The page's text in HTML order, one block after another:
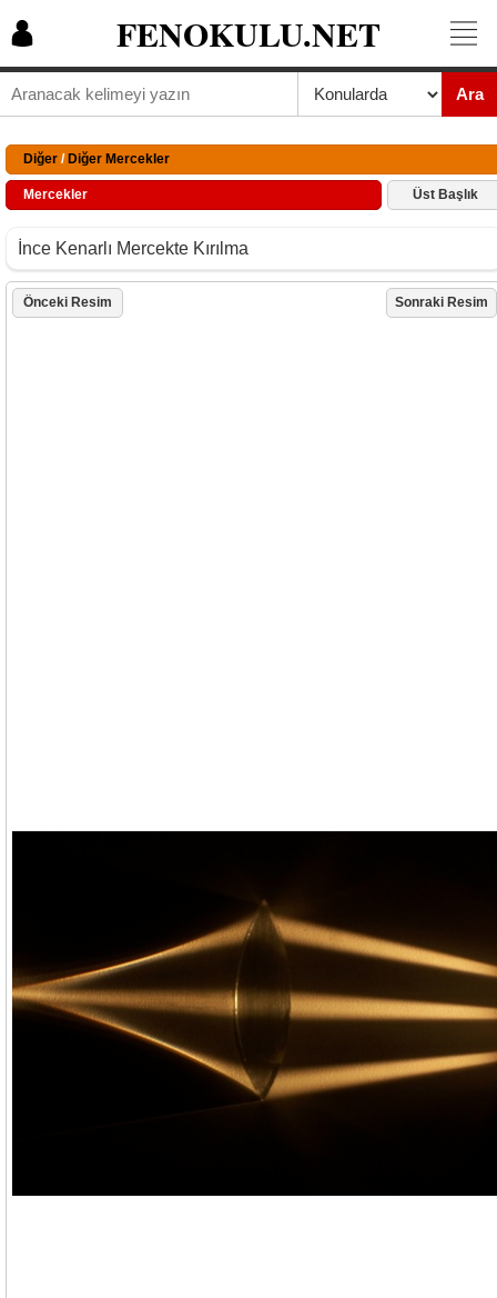
FENOKULU.NET
Ara
Diğer / Diğer Mercekler
Mercekler Üst Başlık
İnce Kenarlı Mercekte Kırılma
Önceki Resim Sonraki Resim